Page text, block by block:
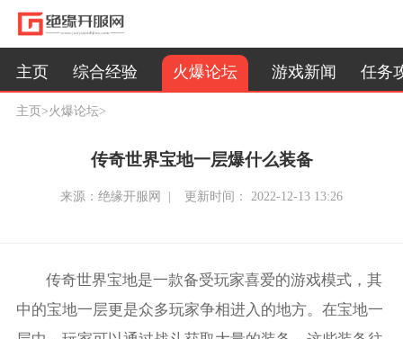
主页 综合经验 火爆论坛 游戏新闻 任务
主页>火爆论坛>
传奇世界宝地一层爆什么装备
来源：绝缘开服网 | 更新时间： 2022-12-13 13:26
传奇世界宝地是一款备受玩家喜爱的游戏模式，其
中的宝地一层更是众多玩家争相进入的地方。在宝地一